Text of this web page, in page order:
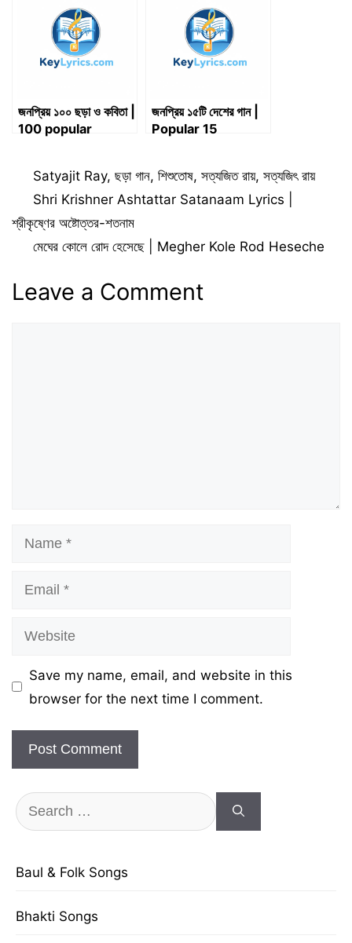
জনপ্রিয় ১০০ ছড়া ও কবিতা |
100 popular
জনপ্রিয় ১৫টি দেশের গান |
Popular 15
Categories
Satyajit Ray,ছড়া গান,শিশুতোষ,সত্যজিত রায়,সত্যজিৎ রায়
Shri Krishner Ashtattar Satanaam Lyrics |
শ্রীকৃষ্ণের অষ্টোত্তর-শতনাম
মেঘের কোলে রোদ হেসেছে | Megher Kole Rod Heseche
Leave a Comment
Name
Email
Website
Save my name, email, and website in this
browser for the next time I comment.
Search
for:
Baul & Folk Songs
Bhakti Songs